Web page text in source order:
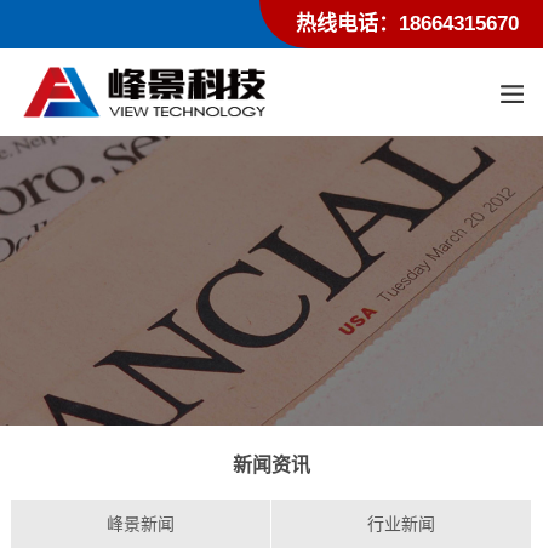
热线电话：18664315670
新闻资讯
峰景新闻 行业新闻